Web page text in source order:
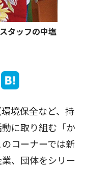
タッフの中塩
境保全など、持
に取り組む「か
コーナーでは新
、団体をシリー